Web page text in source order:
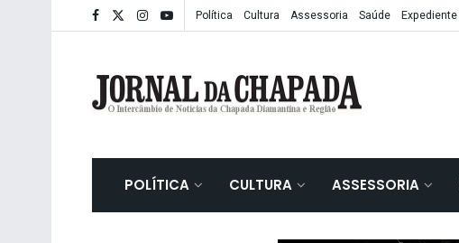
Política Cultura Assessoria Saúde Expediente
POLÍTICA CULTURA ASSESSORIA